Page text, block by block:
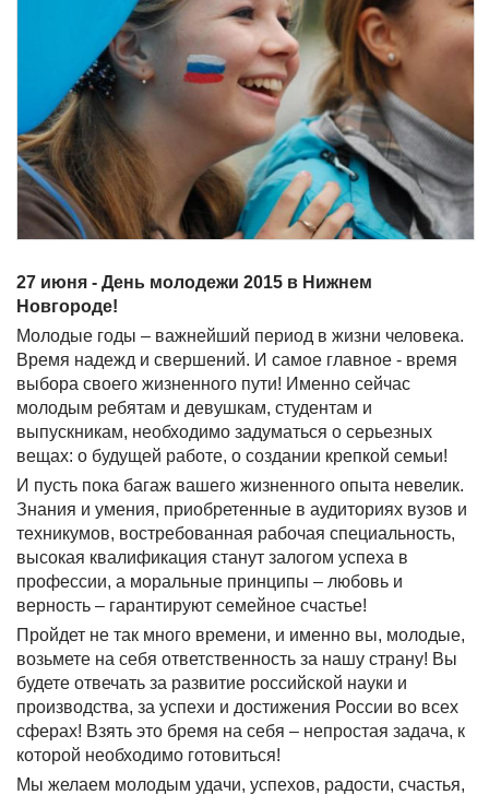
27 июня - День молодежи 2015 в Нижнем
Новгороде!
Молодые годы – важнейший период в жизни человека.
Время надежд и свершений. И самое главное - время
выбора своего жизненного пути! Именно сейчас
молодым ребятам и девушкам, студентам и
выпускникам, необходимо задуматься о серьезных
вещах: о будущей работе, о создании крепкой семьи!
И пусть пока багаж вашего жизненного опыта невелик.
Знания и умения, приобретенные в аудиториях вузов и
техникумов, востребованная рабочая специальность,
высокая квалификация станут залогом успеха в
профессии, а моральные принципы – любовь и
верность – гарантируют семейное счастье!
Пройдет не так много времени, и именно вы, молодые,
возьмете на себя ответственность за нашу страну! Вы
будете отвечать за развитие российской науки и
производства, за успехи и достижения России во всех
сферах! Взять это бремя на себя – непростая задача, к
которой необходимо готовиться!
Мы желаем молодым удачи, успехов, радости, счастья,